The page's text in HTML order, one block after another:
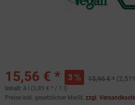
15,56 € * 3 15,96 € *
Inhalt: 4 l (3,89 € * / 1 l)
Preise inkl. gesetzlicher MwSt. zzgl.